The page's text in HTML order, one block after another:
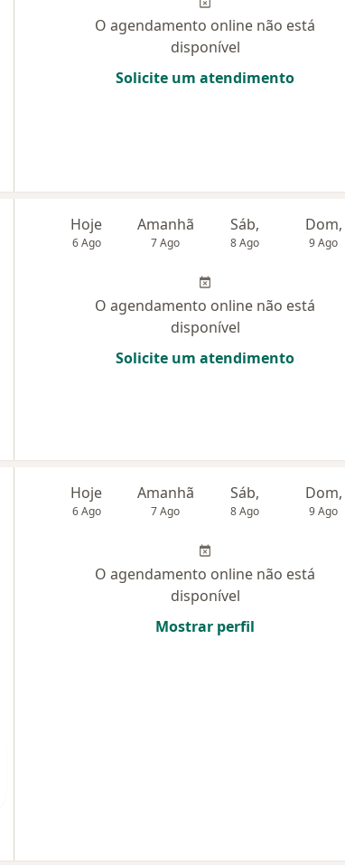
O agendamento online não está
disponível
Solicite um atendimento
Hoje
6 Ago
Amanhã
7 Ago
Sáb,
8 Ago
Dom,
9 Ago
O agendamento online não está
disponível
Solicite um atendimento
Hoje
6 Ago
Amanhã
7 Ago
Sáb,
8 Ago
Dom,
9 Ago
O agendamento online não está
disponível
Mostrar perfil